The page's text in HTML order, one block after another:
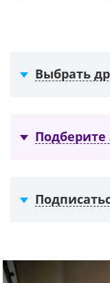
Выбрать
Подберите